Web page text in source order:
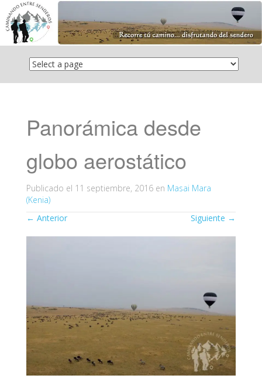
Saltar
contenido
Panorámica desde
globo aerostático
Publicado el 11 septiembre, 2016 en Masai Mara
(Kenia)
← Anterior Siguiente →